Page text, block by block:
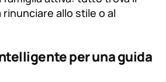
allo stile o al
per una guida